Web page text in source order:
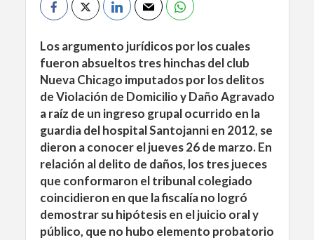
Los argumento jurídicos por los cuales
fueron absueltos tres hinchas del club
Nueva Chicago imputados por los delitos
de Violación de Domicilio y Daño Agravado
a raíz de un ingreso grupal ocurrido en la
guardia del hospital Santojanni en 2012, se
dieron a conocer el jueves 26 de marzo. En
relación al delito de daños, los tres jueces
que conformaron el tribunal colegiado
coincidieron en que la fiscalía no logró
demostrar su hipótesis en el juicio oral y
público, que no hubo elemento probatorio